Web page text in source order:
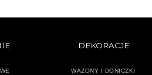
DEKORACJE
WAZONY I DONICZKI